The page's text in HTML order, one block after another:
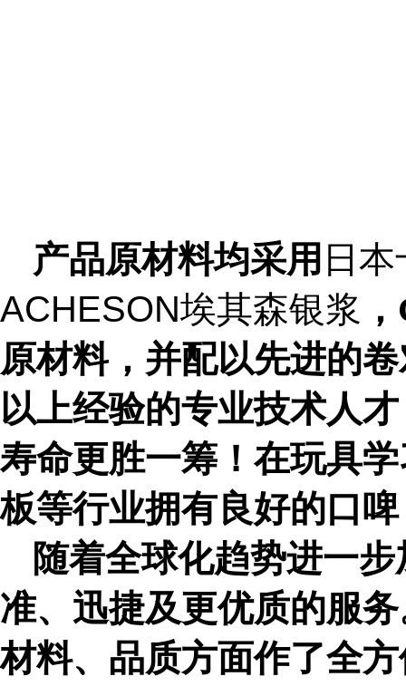
产品原材料均采用 日本
ACHESON埃其森银浆 ，
原材料 ，并配以先进的
以上经验的专业技术人
寿命更胜一筹！ 在玩具
板等行业拥有良好的口
随着全球化趋势进一
准、迅捷及更优质的服
材料、品质方面作了全